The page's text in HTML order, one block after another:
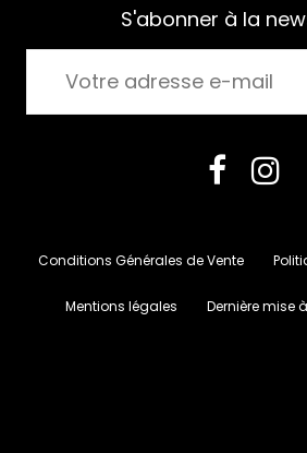
S'abonner à la
Conditions Générales de Vente
Mentions légales Dernière mise